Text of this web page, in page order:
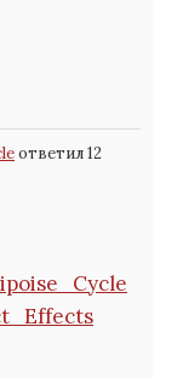
ответил 12